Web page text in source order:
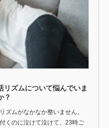
リズムについて悩んでいま
？
ズムがなかなか整いません。
くのに泣けて泣けて、23時ご